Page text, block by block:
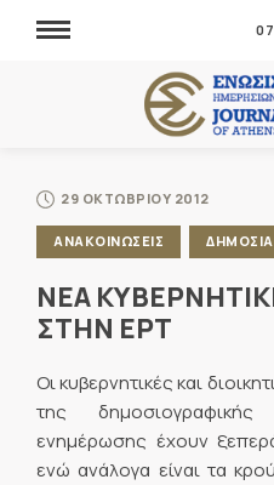
29 ΟΚΤΩΒΡΙΟΥ 2012
ΑΝΑΚΟΙΝΩΣΕΙΣ
ΝΕΑ
ΣΤΗΝ ΕΡΤ
Οι κυβερνητικές και
της
ενημέρωσης έχουν
ενώ ανάλογα είναι τα